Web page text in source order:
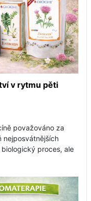
v rytmu pěti
považováno za
nejposvátnějších
proces, ale